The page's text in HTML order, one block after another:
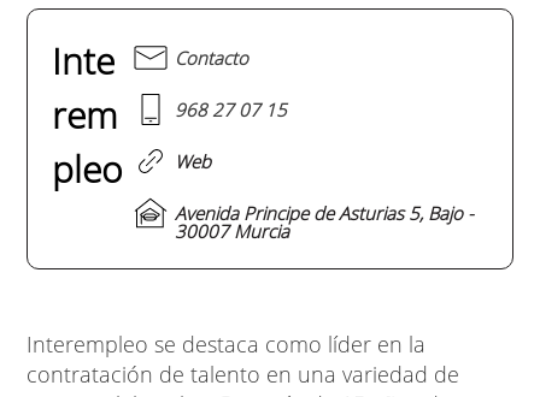
Inte
rem
pleo
Contacto
968 27 07 15
Web
Avenida Principe de Asturias 5, Bajo -
30007 Murcia
Interempleo se destaca como líder en la
contratación de talento en una variedad de